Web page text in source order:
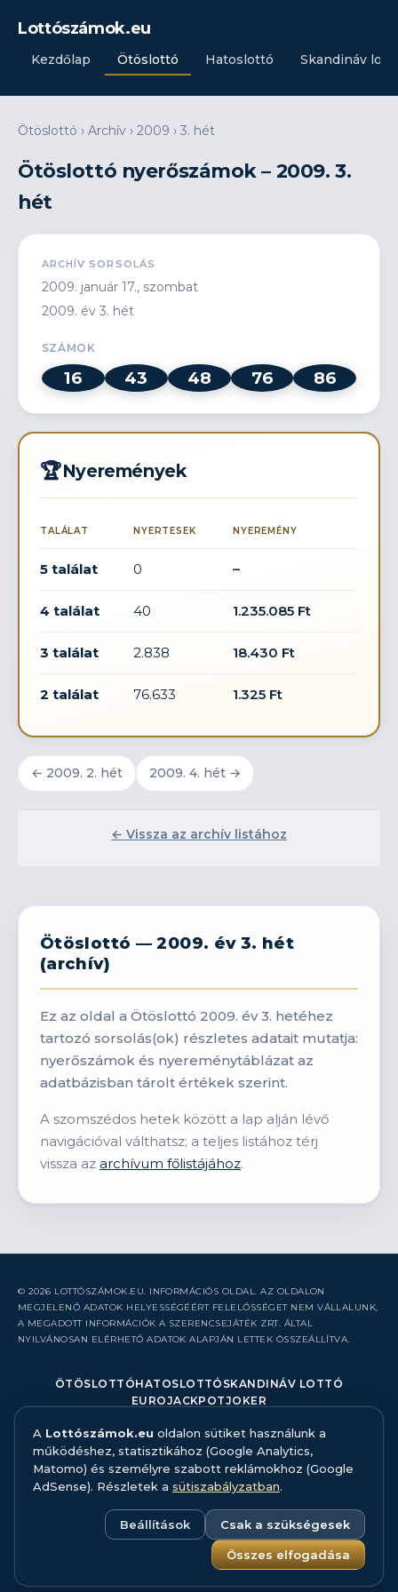
Lottószámok.eu
Kezdőlap Ötöslottó Hatoslottó Skandináv
Ötöslottó › Archív › 2009 › 3. hét
Ötöslottó nyerőszámok – 2009. 3.
hét
ARCHÍV SORSOLÁS
2009. január 17., szombat
2009. év 3. hét
SZÁMOK
16 43 48 76 86
🏆Nyeremények
TALÁLAT NYERTESEK NYEREMÉNY
5 találat 0 –
4 találat 40 1.235.085 Ft
3 találat 2.838 18.430 Ft
2 találat 76.633 1.325 Ft
← 2009. 2. hét 2009. 4. hét →
← Vissza az archív listához
Ötöslottó — 2009. év 3. hét
(archív)
Ez az oldal a Ötöslottó 2009. év 3. hetéhez
tartozó sorsolás(ok) részletes adatait mutatja:
nyerőszámok és nyereménytáblázat az
adatbázisban tárolt értékek szerint.
A szomszédos hetek között a lap alján lévő
navigációval válthatsz; a teljes listához térj
vissza az archívum főlistájához.
© 2026 LOTTÓSZÁMOK.EU. INFORMÁCIÓS OLDAL. AZ OLDALON
MEGJELENŐ ADATOK HELYESSÉGÉÉRT FELELŐSSÉGET NEM VÁLLALUNK,
A MEGADOTT INFORMÁCIÓK A SZERENCSEJÁTÉK ZRT. ÁLTAL
NYILVÁNOSAN ELÉRHETŐ ADATOK ALAPJÁN LETTEK ÖSSZEÁLLÍTVA.
ÖTÖSLOTTÓHATOSLOTTÓ SKANDINÁV LOTTÓ
EUROJACKPOTJOKER
RÓLUNK
KAPCSOLAT
HIBABEJELENTÉS
ADATFORRÁS ÉS MÓDSZERTAN
ADATKEZELÉS
SÜTISZABÁLYZAT
A Lottószámok.eu oldalon sütiket használunk a
működéshez, statisztikához (Google Analytics,
Matomo) és személyre szabott reklámokhoz (Google
AdSense). Részletek a sütiszabályzatban.
Beállítások Csak a szükségesek
Összes elfogadása